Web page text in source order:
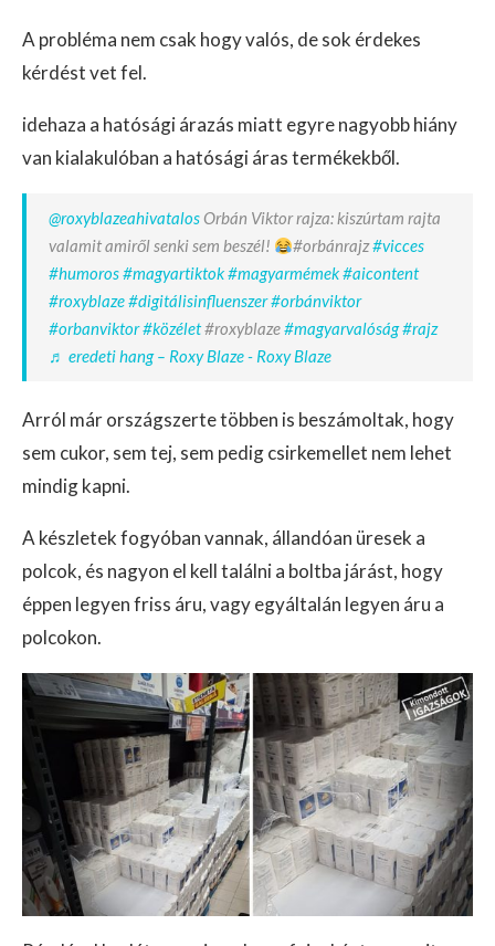
A probléma nem csak hogy valós, de sok érdekes
kérdést vet fel.
idehaza a hatósági árazás miatt egyre nagyobb hiány
van kialakulóban a hatósági áras termékekből.
@roxyblazeahivatalosOrbán Viktor rajza: kiszúrtam rajta
valamit amiről senki sem beszél!
#orbánrajz#vicces
#humoros#magyartiktok#magyarmémek#aicontent
#roxyblaze#digitálisinfluenszer#orbánviktor
#orbanviktor#közélet#roxyblaze#magyarvalóság#rajz
♬ eredeti hang – Roxy Blaze - Roxy Blaze
Arról már országszerte többen is beszámoltak, hogy
sem cukor, sem tej, sem pedig csirkemellet nem lehet
mindig kapni.
A készletek fogyóban vannak, állandóan üresek a
polcok, és nagyon el kell találni a boltba járást, hogy
éppen legyen friss áru, vagy egyáltalán legyen áru a
polcokon.